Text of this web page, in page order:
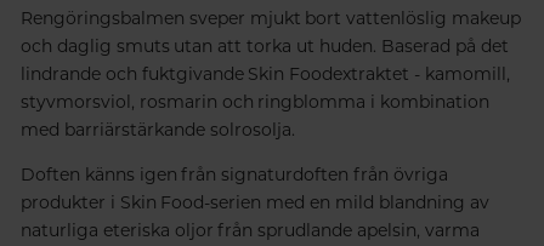
Rengöringsbalmen sveper mjukt bort vattenlöslig makeup
och daglig smuts utan att torka ut huden. Baserad på det
lindrande och fuktgivande Skin Foodextraktet - kamomill,
styvmorsviol, rosmarin och ringblomma i kombination
med barriärstärkande solrosolja.
Doften känns igen från signaturdoften från övriga
produkter i Skin Food-serien med en mild blandning av
naturliga eteriska oljor från sprudlande apelsin, varma